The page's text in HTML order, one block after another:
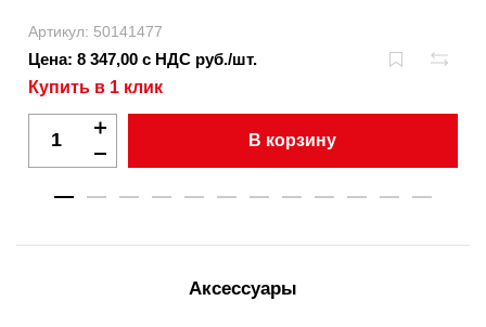
Артикул: 50141477
Цена: 8 347,00 с НДС руб./шт.
Купить в 1 клик
В корзину
Аксессуары